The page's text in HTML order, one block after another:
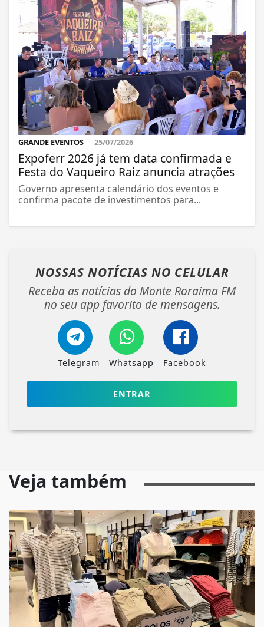
GRANDE EVENTOS 25/07/2026
Expoferr 2026 já tem data confirmada e
Festa do Vaqueiro Raiz anuncia atrações
Governo apresenta calendário dos eventos e
confirma pacote de investimentos para...
NOSSAS NOTÍCIAS NO CELULAR
Receba as notícias do Monte Roraima FM
no seu app favorito de mensagens.
Telegram Whatsapp Facebook
ENTRAR
Veja também